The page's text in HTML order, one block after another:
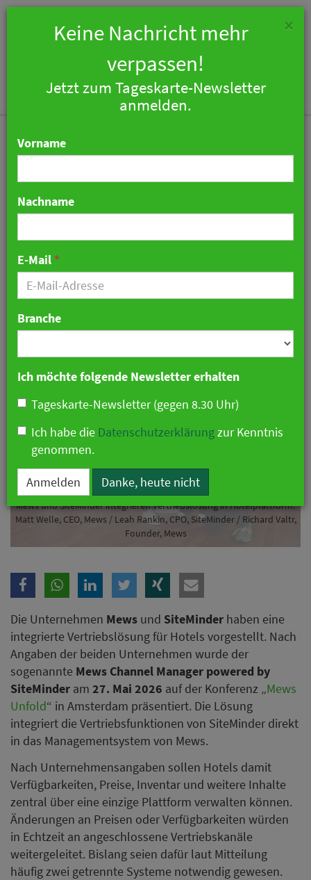
Mews und SiteMinder
integrieren
Vertriebslösung in
Hotelplattform
28. Mai 2026 08:34 Uhr| Technologie
Mews und SiteMinder integrieren Vertriebslösung in Hotelplattform.
Matt Welle, CEO, Mews / Leah Rankin, CPO, SiteMinder / Richard Valtr,
Founder, Mews
Die Unternehmen Mews und SiteMinder haben eine
integrierte Vertriebslösung für Hotels vorgestellt. Nach
Angaben der beiden Unternehmen wurde der
sogenannte Mews Channel Manager powered by
SiteMinder am 27. Mai 2026 auf der Konferenz „Mews
Unfold“ in Amsterdam präsentiert. Die Lösung
integriert die Vertriebsfunktionen von SiteMinder direkt
in das Managementsystem von Mews.
Nach Unternehmensangaben sollen Hotels damit
Verfügbarkeiten, Preise, Inventar und weitere Inhalte
zentral über eine einzige Plattform verwalten können.
Änderungen an Preisen oder Verfügbarkeiten würden
in Echtzeit an angeschlossene Vertriebskanäle
weitergeleitet. Bislang seien dafür laut Mitteilung
häufig zwei getrennte Systeme notwendig gewesen.
×
Keine Nachricht mehr
verpassen!
Jetzt zum Tageskarte-Newsletter
anmelden.
Vorname
Nachname
E-Mail *
Branche
Ich möchte folgende Newsletter erhalten
Tageskarte-Newsletter (gegen 8.30 Uhr)
Ich habe die Datenschutzerklärungzur Kenntnis
genommen.
Anmelden Danke, heute nicht